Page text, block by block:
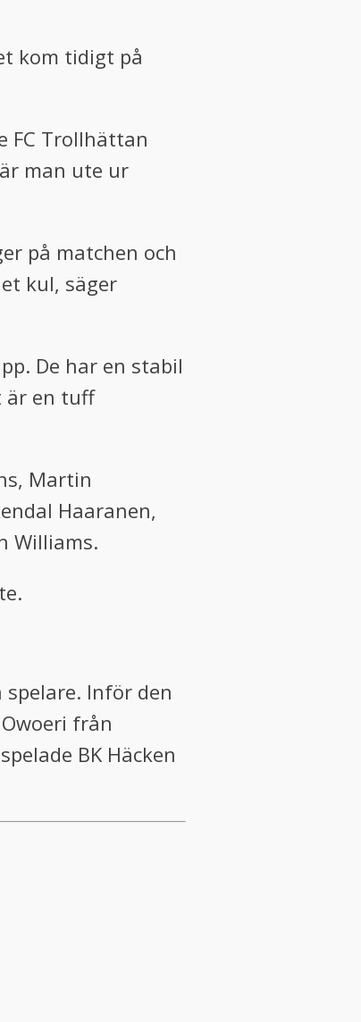
kom tidigt på
FC Trollhättan
man ute ur
på matchen och
kul, säger
De har en stabil
är en tuff
Martin
Haaranen,
Williams.
Inför den
från
BK Häcken